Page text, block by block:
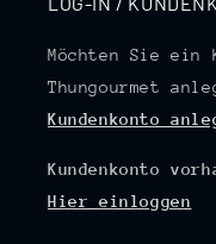
Möchten Sie ein
Thungourmet
Kundenkonto
Kundenkonto
Hier einloggen